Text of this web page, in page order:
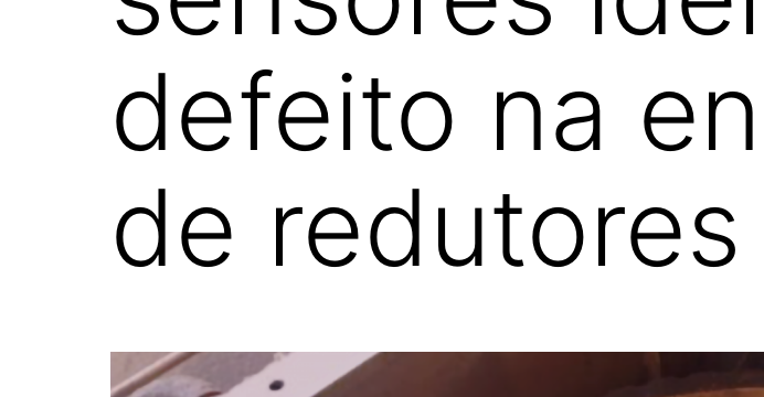
defeito na
de redutores